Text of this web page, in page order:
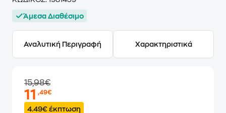
Άμεσα Διαθέσιμο
Αναλυτική Περιγραφή Χαρακτηριστικά
15,98€
11,49€
4.49€ έκπτωση